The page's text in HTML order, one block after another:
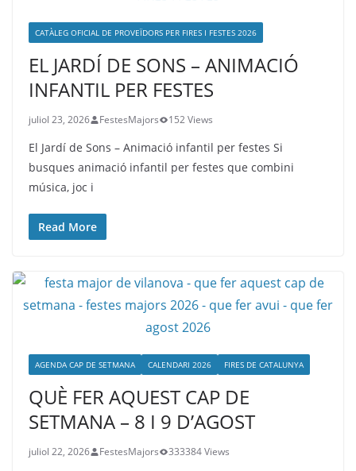
CATÀLEG OFICIAL DE PROVEÏDORS PER FIRES I FESTES 2026
EL JARDÍ DE SONS – ANIMACIÓ
INFANTIL PER FESTES
juliol 23, 2026 FestesMajors 152 Views
El Jardí de Sons – Animació infantil per festes Si
busques animació infantil per festes que combini
música, joc i
Read More
AGENDA CAP DE SETMANA CALENDARI 2026 FIRES DE CATALUNYA
QUÈ FER AQUEST CAP DE
SETMANA – 8 I 9 D’AGOST
juliol 22, 2026 FestesMajors 333384 Views